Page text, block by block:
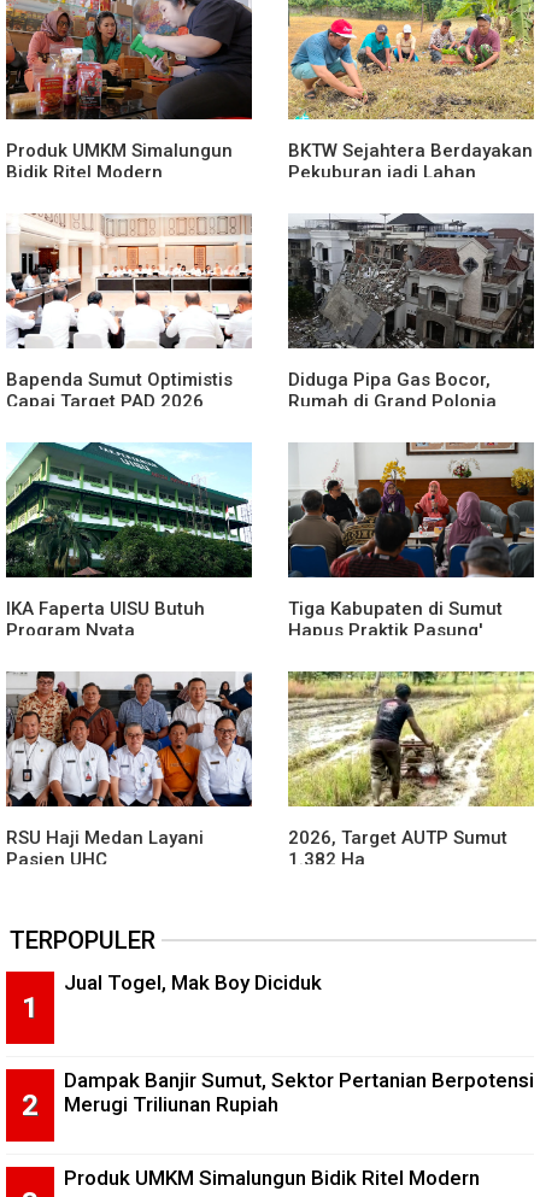
Produk UMKM Simalungun
Bidik Ritel Modern
BKTW Sejahtera Berdayakan
Pekuburan jadi Lahan
Bapenda Sumut Optimistis
Capai Target PAD 2026
Diduga Pipa Gas Bocor,
Rumah di Grand Polonia
IKA Faperta UISU Butuh
Program Nyata
Tiga Kabupaten di Sumut
Hapus Praktik Pasung'
RSU Haji Medan Layani
Pasien UHC
2026, Target AUTP Sumut
1.382 Ha
TERPOPULER
Jual Togel, Mak Boy Diciduk
Dampak Banjir Sumut, Sektor Pertanian Berpotensi
Merugi Triliunan Rupiah
Produk UMKM Simalungun Bidik Ritel Modern